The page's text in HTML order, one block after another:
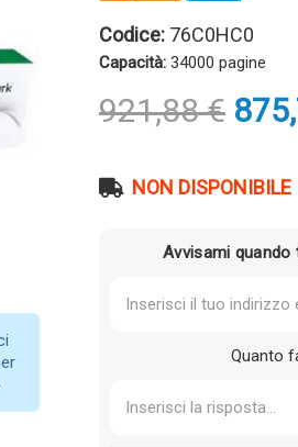
Codice: 76C0HC0
Capacità: 34000 pagine
921,88€ Il
era:
NON DISPONIBILE
Avvisami quando
Quanto